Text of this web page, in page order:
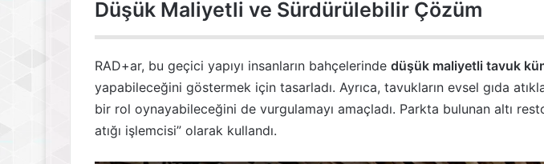
Düşük Maliyetli ve Sürdürülebilir Çözüm
RAD+ar, bu geçici yapıyı insanların bahçelerinde düşük maliyetli tavuk
yapabileceğini göstermek için tasarladı. Ayrıca, tavukların evsel gıda
bir rol oynayabileceğini de vurgulamayı amaçladı. Parkta bulunan altı
atığı işlemcisi” olarak kullandı.